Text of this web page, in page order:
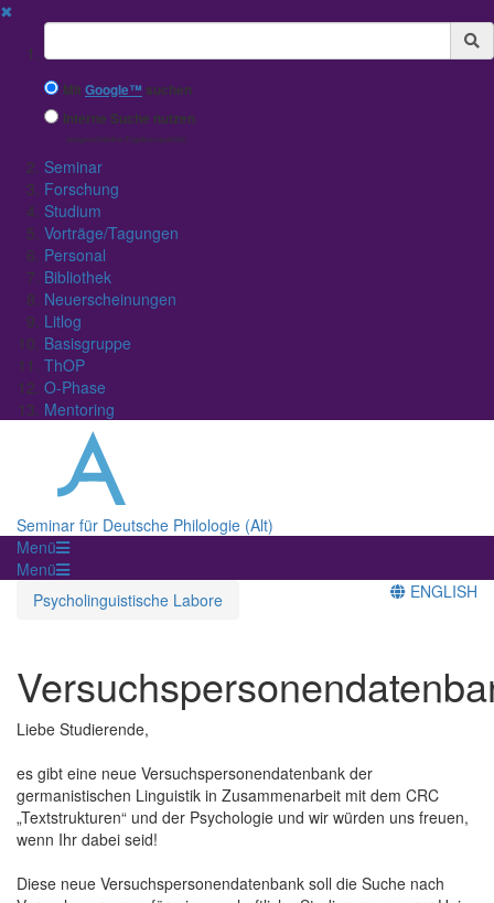
✖
Suchbegriff
MitGoogle™ suchen
Interne Suche nutzen
(eingeschränkte Ergebnisqualität)
Seminar
Forschung
Studium
Vorträge/Tagungen
Personal
Bibliothek
Neuerscheinungen
Litlog
Basisgruppe
ThOP
O-Phase
Mentoring
Seminar für Deutsche Philologie (Alt)
Menü
Menü
Psycholinguistische Labore
ENGLISH
Liebe Studierende,
es gibt eine neue Versuchspersonendatenbank der
germanistischen Linguistik in Zusammenarbeit mit dem CRC
„Textstrukturen“ und der Psychologie und wir würden uns freuen,
wenn Ihr dabei seid!
Diese neue Versuchspersonendatenbank soll die Suche nach